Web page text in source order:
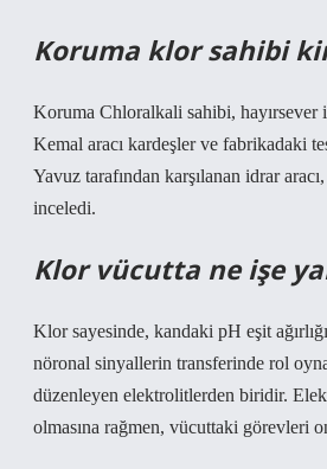
Koruma klor sahibi
Koruma Chloralkali sahibi, hayırsever
Kemal aracı kardeşler ve fabrikadaki
Yavuz tarafından karşılanan idrar
inceledi.
Klor vücutta ne işe
Klor sayesinde, kandaki pH eşit
nöronal sinyallerin transferinde rol
düzenleyen elektrolitlerden biridir.
olmasına rağmen, vücuttaki görevleri